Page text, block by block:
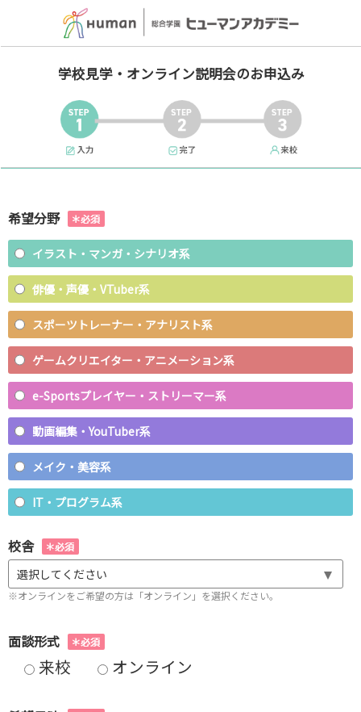
学校見学・オンライン説明会のお申込み
希望分野
イラスト・マンガ・シナリオ系
俳優・声優・VTuber系
スポーツトレーナー・アナリスト系
ゲームクリエイター・アニメーション系
e-Sportsプレイヤー・ストリーマー系
動画編集・YouTuber系
メイク・美容系
IT・プログラム系
校舎
選択してください
※オンラインをご希望の方は「オンライン」を選択ください。
面談形式
来校 オンライン